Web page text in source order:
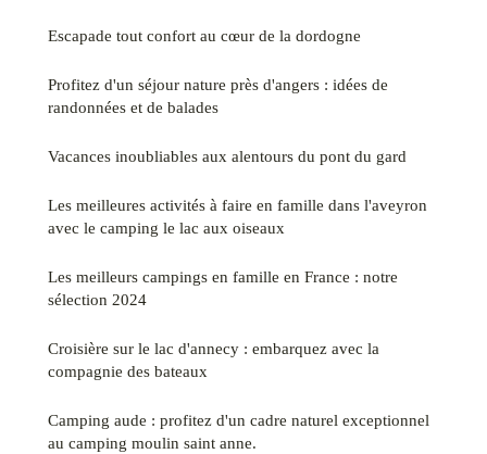
Escapade tout confort au cœur de la dordogne
Profitez d'un séjour nature près d'angers : idées de
randonnées et de balades
Vacances inoubliables aux alentours du pont du gard
Les meilleures activités à faire en famille dans l'aveyron
avec le camping le lac aux oiseaux
Les meilleurs campings en famille en France : notre
sélection 2024
Croisière sur le lac d'annecy : embarquez avec la
compagnie des bateaux
Camping aude : profitez d'un cadre naturel exceptionnel
au camping moulin saint anne.